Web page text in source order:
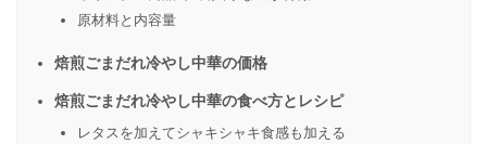
原材料と内容量
焙煎ごまだれ冷やし中華の価格
焙煎ごまだれ冷やし中華の食べ方とレシピ
レタスを加えてシャキシャキ食感も加える